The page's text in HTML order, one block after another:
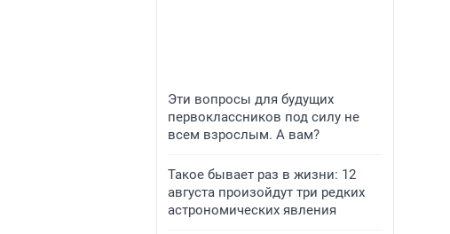
Эти вопросы для будущих
первоклассников под силу не
всем взрослым. А вам?
Такое бывает раз в жизни: 12
августа произойдут три редких
астрономических явления